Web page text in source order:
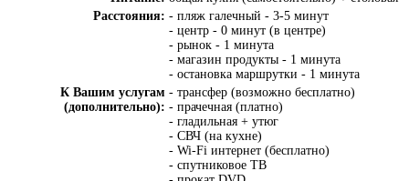
Расстояния: - пляж галечный - 3-5 минут
- центр - 0 минут (в центре)
- рынок - 1 минута
- магазин продукты - 1 минута
- остановка маршрутки - 1 минута
К Вашим услугам
(дополнительно):
- трансфер (возможно бесплатно)
- прачечная (платно)
- гладильная + утюг
- СВЧ (на кухне)
- Wi-Fi интернет (бесплатно)
- спутниковое ТВ